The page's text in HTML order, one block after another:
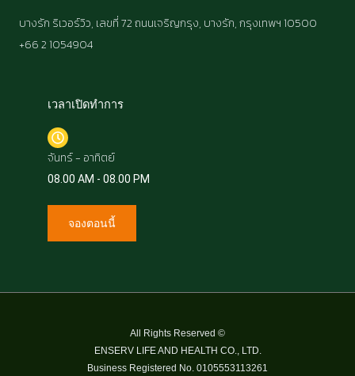
บางรัก ริเวอร์วิว, เลขที่ 72 ถนนเจริญกรุง, บางรัก, กรุงเทพฯ 10500
+66 2 1054904
เวลาเปิดทำการ​
จันทร์ - อาทิตย์
08.00 AM - 08.00 PM
จองตอนนี้
All Rights Reserved ©
ENSERV LIFE AND HEALTH CO., LTD.
Business Registered No. 0105553113261